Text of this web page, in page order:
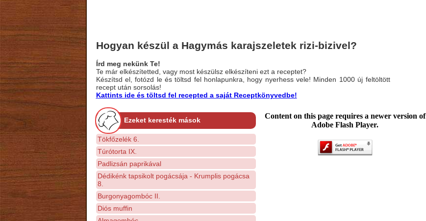
Hogyan készül a Hagymás karajszeletek rizi-bizivel?
Írd meg nekünk Te!
Te már elkészítetted, vagy most készülsz elkészíteni ezt a receptet?
Készítsd el, fotózd le és töltsd fel honlapunkra, hogy nyerhess vele! Minden 1000 új feltöltött
recept után sorsolás!
Kattints ide és töltsd fel recepted a saját Receptkönyvedbe!
Ezeket keresték mások
Tökfőzelék 6.
Túrótorta IX.
Padlizsán paprikával
Dédikénk tapsikolt pogácsája - Krumplis pogácsa
8.
Burgonyagombóc II.
Diós muffin
Content on this page requires a newer version of
Adobe Flash Player.